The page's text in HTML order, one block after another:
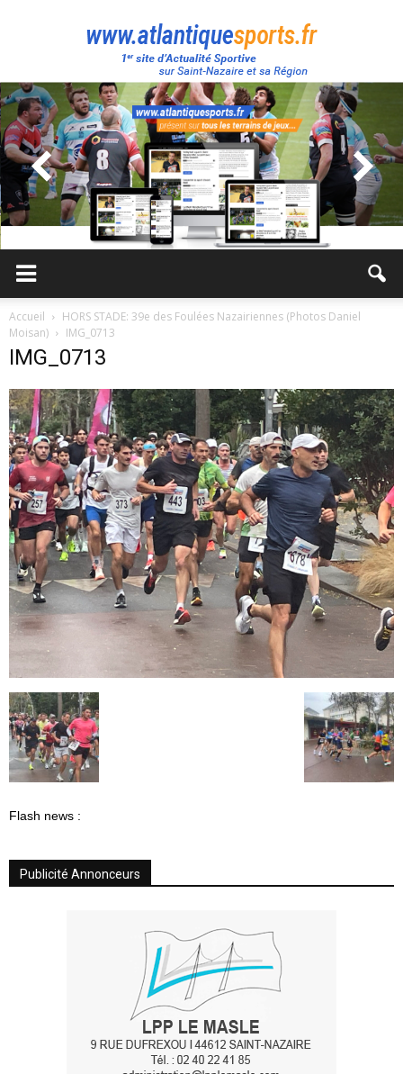
Atlantique
Sport
Accueil
HORS STADE: 39e des Foulées Nazairiennes (Photos Daniel
Moisan)
IMG_0713
IMG_0713
Flash news :
Publicité Annonceurs